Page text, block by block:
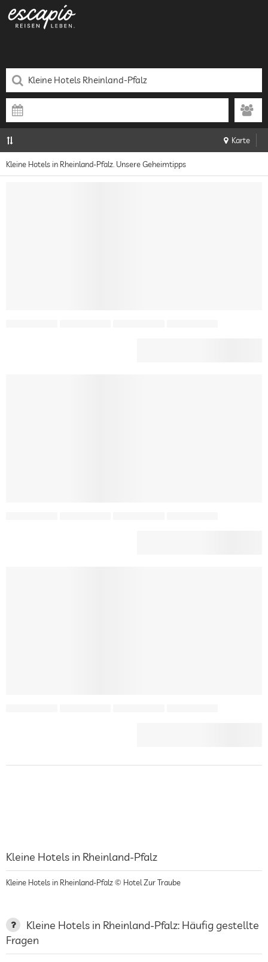
Karte
Kleine Hotels in Rheinland-Pfalz. Unsere Geheimtipps
Kleine Hotels in Rheinland-Pfalz
Kleine Hotels in Rheinland-Pfalz © Hotel Zur Traube
Kleine Hotels in Rheinland-Pfalz: Häufig gestellte
Fragen